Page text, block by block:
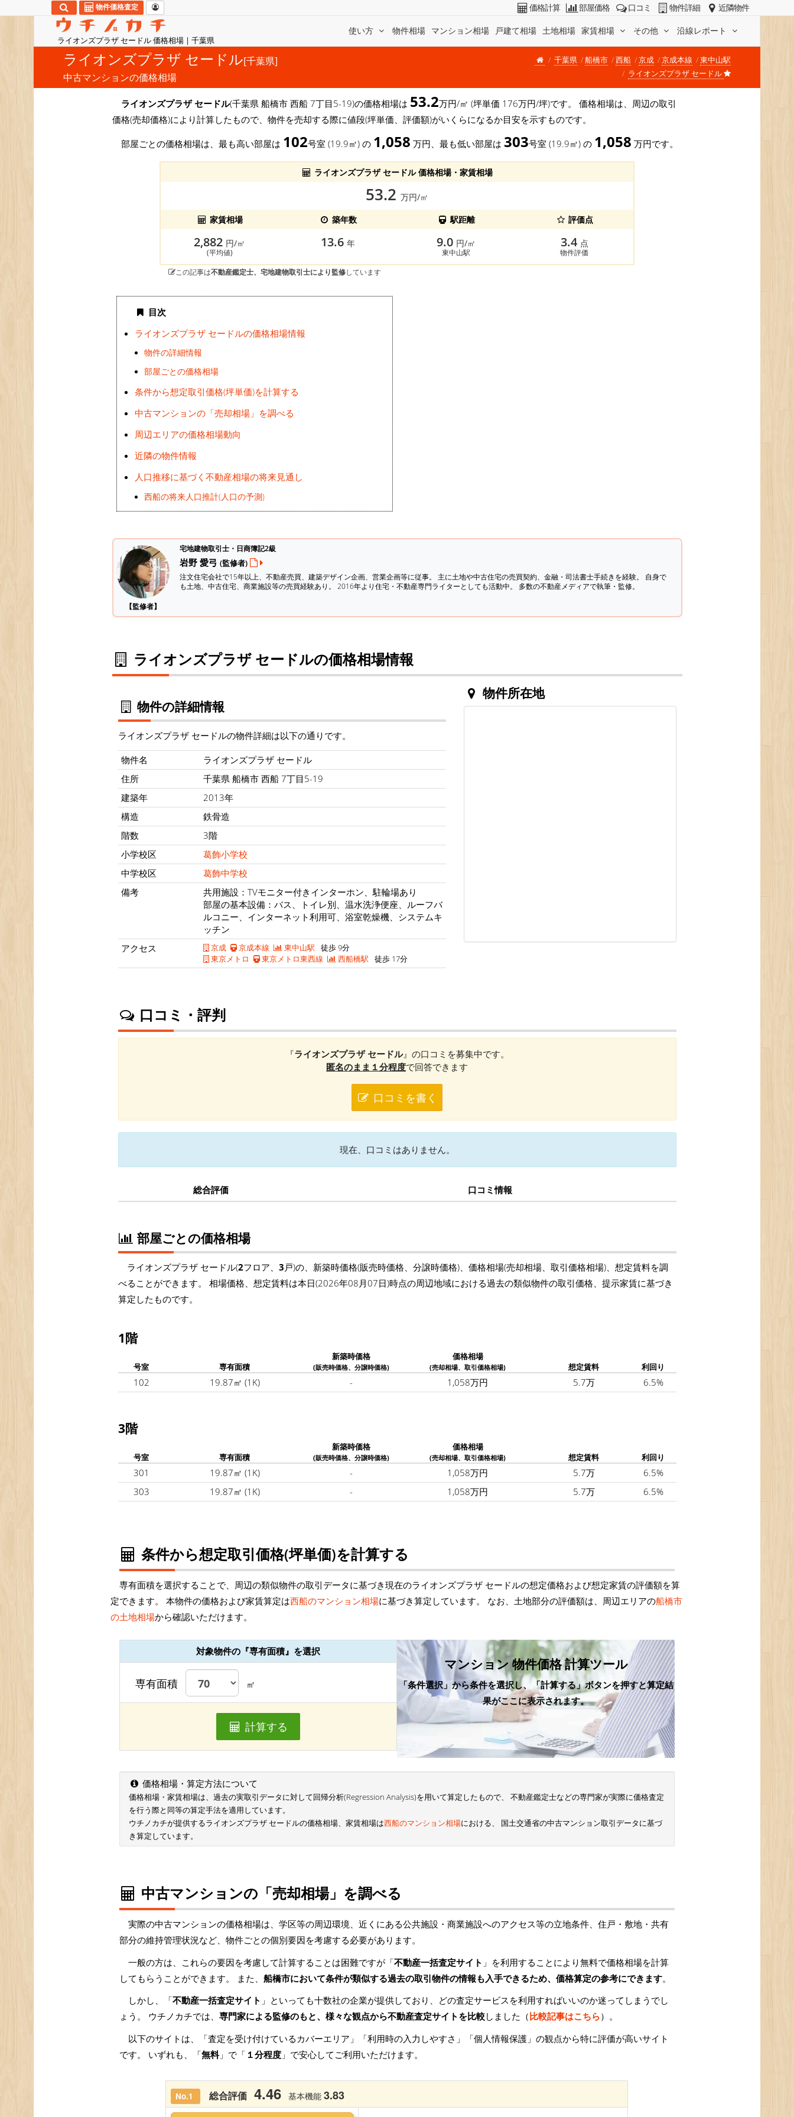
ライオンズプラザ セードル 価格相場 | 千葉県
使い方 物件相場 マンション相場 戸建て相場 土地相場 家賃相場 その他 沿線レポート
物件価格査定 価格計算 部屋価格 口コミ 物件詳細 近隣物件
ライオンズプラザ セードル[千葉県]
中古マンションの価格相場
千葉県 船橋市 西船 京成 京成本線
東中山駅
ライオンズプラザ セードル
ライオンズプラザ セードル(千葉県 船橋市 西船 7丁目5-19)の価格相場は 53.2万円/㎡ (坪単価 176万円/坪)です。 価格相場は、周辺の取引
価格(売却価格)により計算したもので、物件を売却する際に値段(坪単価、評価額)がいくらになるか目安を示すものです。
部屋ごとの価格相場は、最も高い部屋は 102号室 (19.9㎡) の 1,058 万円、最も低い部屋は 303号室 (19.9㎡) の 1,058 万円です。
ライオンズプラザ セードル 価格相場・家賃相場
53.2 万円/㎡
家賃相場
築年数 駅距離 評価点
2,882 円/㎡
(平均値)
13.6 年 9.0 円/㎡
東中山駅
3.4 点
物件評価
この記事は不動産鑑定士、宅地建物取引士により監修しています
目次
ライオンズプラザ セードルの価格相場情報
物件の詳細情報
部屋ごとの価格相場
条件から想定取引価格(坪単価)を計算する
中古マンションの「売却相場」を調べる
周辺エリアの価格相場動向
近隣の物件情報
人口推移に基づく不動産相場の将来見通し
西船の将来人口推計(人口の予測)
【監修者】
宅地建物取引士・日商簿記2級
岩野 愛弓 (監修者)
注文住宅会社で15年以上、不動産売買、建築デザイン企画、営業企画等に従事。 主に土地や中古住宅の売買契約、金融・司法書士手続きを経験。 自身で
も土地、中古住宅、商業施設等の売買経験あり。 2016年より住宅・不動産専門ライターとしても活動中。 多数の不動産メディアで執筆・監修。
ライオンズプラザ セードルの価格相場情報
物件の詳細情報
ライオンズプラザ セードルの物件詳細は以下の通りです。
物件名
ライオンズプラザ セードル
住所
千葉県 船橋市 西船 7丁目5-19
建築年
2013年
構造
鉄骨造
階数
3階
小学校区
葛飾小学校
中学校区
葛飾中学校
備考
共用施設：TVモニター付きインターホン、駐輪場あり
部屋の基本設備：バス、トイレ別、温水洗浄便座、ルーフバ
ルコニー、インターネット利用可、浴室乾燥機、システムキ
ッチン
アクセス
京成 京成本線 東中山駅 徒歩 9分
東京メトロ
東京メトロ東西線 西船橋駅 徒歩 17分
物件所在地
口コミ・評判
『ライオンズプラザ セードル』の口コミを募集中です。
匿名のまま１分程度で回答できます
口コミを書く
現在、口コミはありません。
総合評価 口コミ情報
部屋ごとの価格相場
ライオンズプラザ セードル(2フロア、 3戸)の、新築時価格(販売時価格、分譲時価格)、価格相場(売却相場、取引価格相場)、想定賃料を調
べることができます。 相場価格、想定賃料は本日(2026年08月07日)時点の周辺地域における過去の類似物件の取引価格、提示家賃に基づき
算定したものです。
1階
号室 専有面積
新築時価格
(販売時価格、分譲時価格)
価格相場
(売却相場、取引価格相場) 想定賃料 利回り
102 19.87㎡ (1K) - 1,058万円 5.7万 6.5%
3階
号室 専有面積
新築時価格
(販売時価格、分譲時価格)
価格相場
(売却相場、取引価格相場) 想定賃料 利回り
301 19.87㎡ (1K) - 1,058万円 5.7万
6.5%
303
19.87㎡ (1K) - 1,058万円 5.7万 6.5%
条件から想定取引価格(坪単価)を計算する
専有面積を選択することで、周辺の類似物件の取引データに基づき現在のライオンズプラザ セードルの想定価格および想定家賃の評価額を算
定できます。 本物件の価格および家賃算定は西船のマンション相場に基づき算定しています。 なお、土地部分の評価額は、周辺エリアの船橋市
の土地相場から確認いただけます。
対象物件の『専有面積』を選択
専有面積 ㎡
計算する
マンション 物件価格 計算ツール
「条件選択」から条件を選択し、「計算する」ボタンを押すと算定結
果がここに表示されます。
価格相場・算定方法について
価格相場・家賃相場は、過去の実取引データに対して回帰分析(Regression Analysis)を用いて算定したもので、 不動産鑑定士などの専門家が実際に価格査定
を行う際と同等の算定手法を適用しています。
ウチノカチが提供するライオンズプラザ セードルの価格相場、家賃相場は西船のマンション相場における、 国土交通省の中古マンション取引データに基づ
き算定しています。
中古マンションの「売却相場」を調べる
実際の中古マンションの価格相場は、学区等の周辺環境、近くにある公共施設・商業施設へのアクセス等の立地条件、住戸・敷地・共有
部分の維持管理状況など、物件ごとの個別要因を考慮する必要があります。
一般の方は、これらの要因を考慮して計算することは困難ですが「不動産一括査定サイト 」を利用することにより無料で価格相場を計算
してもらうことができます。 また、 船橋市において条件が類似する過去の取引物件の情報も入手できるため、価格算定の参考にできます。
しかし、「不動産一括査定サイト 」といっても十数社の企業が提供しており、どの査定サービスを利用すればいいのか迷ってしまうでし
ょう。 ウチノカチでは、 専門家による監修のもと、様々な観点から不動産査定サイトを比較しました（比較記事はこちら）。
以下のサイトは、「査定を受け付けているカバーエリア」「利用時の入力しやすさ」「個人情報保護」の観点から特に評価が高いサイト
です。 いずれも、「無料」で「 １分程度 」で安心してご利用いただけます。